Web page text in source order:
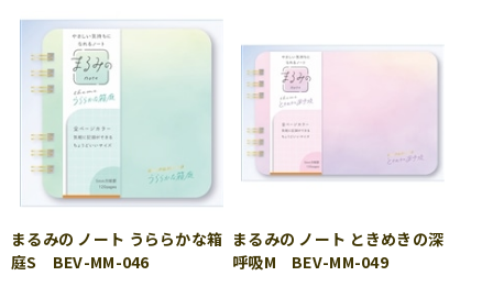
まるみの ノート うららかな箱
庭S BEV-MM-046
まるみの ノート ときめきの深
呼吸M BEV-MM-049